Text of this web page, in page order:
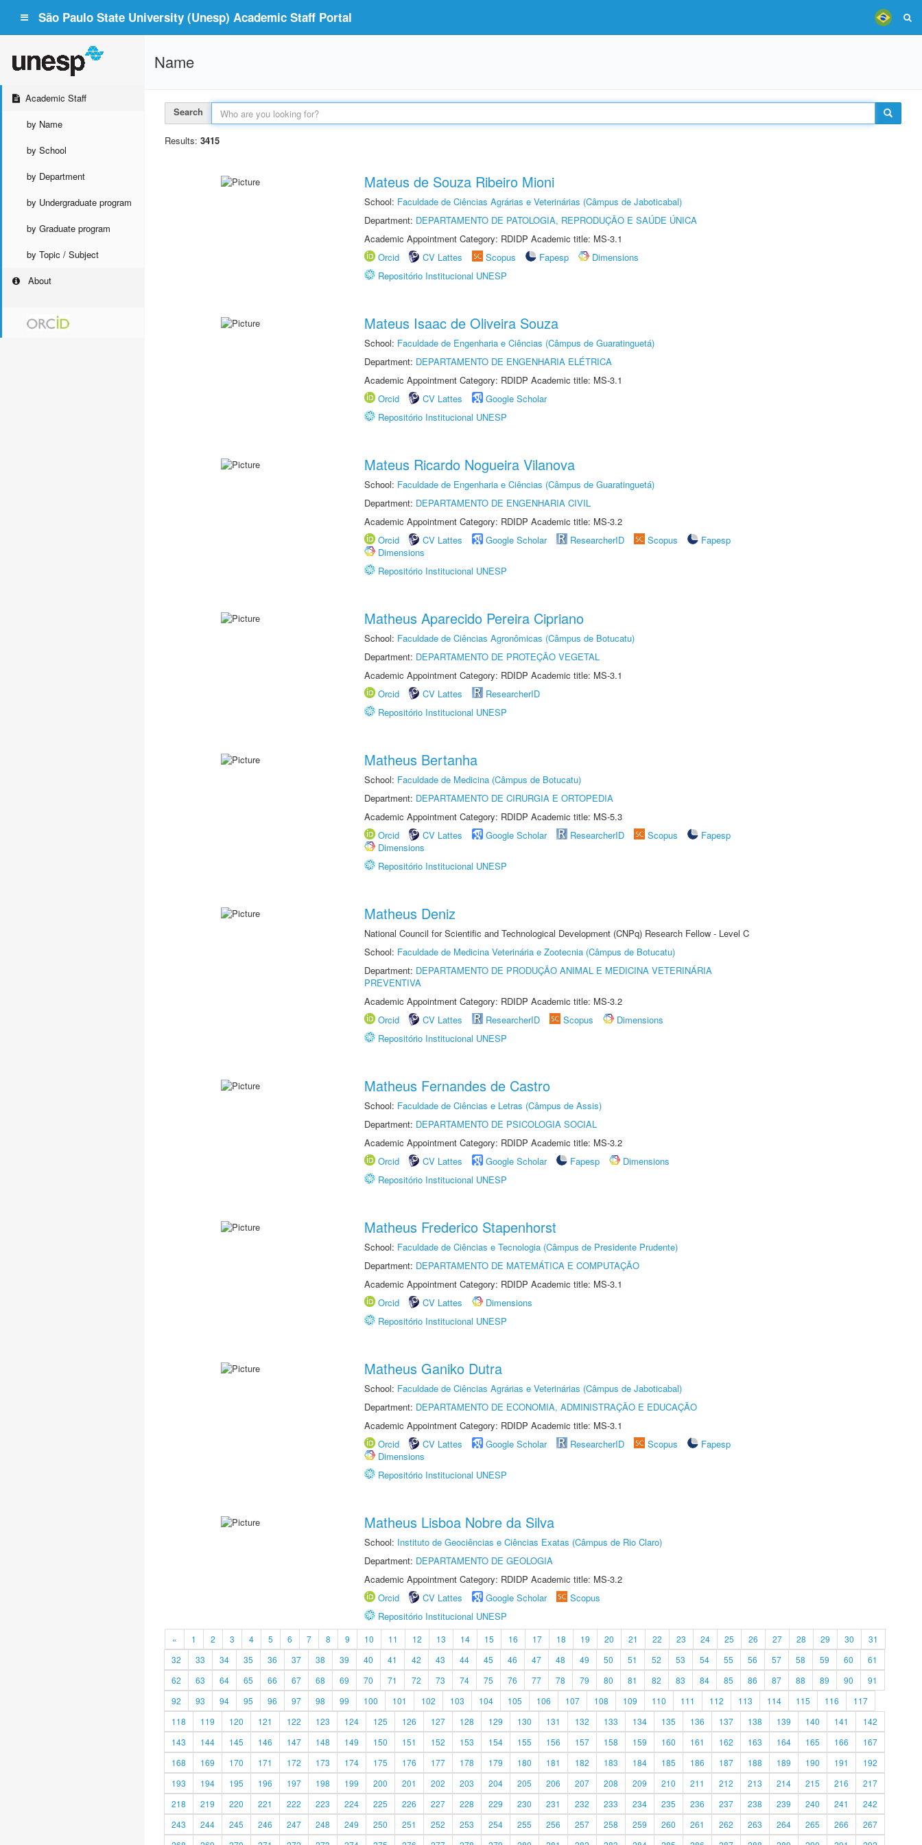
São Paulo State University (Unesp) Academic Staff Portal
Academic Staff
by Name
by School
by Department
by Undergraduate program
by Graduate program
by Topic / Subject
About
Name
Search
Results: 3415
Mateus de Souza Ribeiro Mioni
School: Faculdade de Ciências Agrárias e Veterinárias (Câmpus de Jaboticabal)
Department: DEPARTAMENTO DE PATOLOGIA, REPRODUÇÃO E SAÚDE ÚNICA
Academic Appointment Category: RDIDP Academic title: MS-3.1
Orcid
CV Lattes Scopus Fapesp
Dimensions
Repositório Institucional UNESP
Mateus Isaac de Oliveira Souza
School: Faculdade de Engenharia e Ciências (Câmpus de Guaratinguetá)
Department: DEPARTAMENTO DE ENGENHARIA ELÉTRICA
Academic Appointment Category: RDIDP Academic title: MS-3.1
Orcid
CV Lattes
Google Scholar
Repositório Institucional UNESP
Mateus Ricardo Nogueira Vilanova
School: Faculdade de Engenharia e Ciências (Câmpus de Guaratinguetá)
Department: DEPARTAMENTO DE ENGENHARIA CIVIL
Academic Appointment Category: RDIDP Academic title: MS-3.2
Orcid
CV Lattes Google Scholar ResearcherID Scopus
Fapesp
Dimensions
Repositório Institucional UNESP
Matheus Aparecido Pereira Cipriano
School: Faculdade de Ciências Agronômicas (Câmpus de Botucatu)
Department: DEPARTAMENTO DE PROTEÇÃO VEGETAL
Academic Appointment Category: RDIDP Academic title: MS-3.1
Orcid
CV Lattes
ResearcherID
Repositório Institucional UNESP
Matheus Bertanha
School: Faculdade de Medicina (Câmpus de Botucatu)
Department: DEPARTAMENTO DE CIRURGIA E ORTOPEDIA
Academic Appointment Category: RDIDP Academic title: MS-5.3
Orcid
CV Lattes Google Scholar ResearcherID Scopus
Fapesp
Dimensions
Repositório Institucional UNESP
Matheus Deniz
National Council for Scientific and Technological Development (CNPq) Research Fellow - Level C
School: Faculdade de Medicina Veterinária e Zootecnia (Câmpus de Botucatu)
Department: DEPARTAMENTO DE PRODUÇÃO ANIMAL E MEDICINA VETERINÁRIA
PREVENTIVA
Academic Appointment Category: RDIDP Academic title: MS-3.2
Orcid
CV Lattes ResearcherID Scopus
Dimensions
Repositório Institucional UNESP
Matheus Fernandes de Castro
School: Faculdade de Ciências e Letras (Câmpus de Assis)
Department: DEPARTAMENTO DE PSICOLOGIA SOCIAL
Academic Appointment Category: RDIDP Academic title: MS-3.2
Orcid
CV Lattes Google Scholar Fapesp
Dimensions
Repositório Institucional UNESP
Matheus Frederico Stapenhorst
School: Faculdade de Ciências e Tecnologia (Câmpus de Presidente Prudente)
Department: DEPARTAMENTO DE MATEMÁTICA E COMPUTAÇÃO
Academic Appointment Category: RDIDP Academic title: MS-3.1
Orcid
CV Lattes
Dimensions
Repositório Institucional UNESP
Matheus Ganiko Dutra
School: Faculdade de Ciências Agrárias e Veterinárias (Câmpus de Jaboticabal)
Department: DEPARTAMENTO DE ECONOMIA, ADMINISTRAÇÃO E EDUCAÇÃO
Academic Appointment Category: RDIDP Academic title: MS-3.1
Orcid
CV Lattes Google Scholar ResearcherID Scopus
Fapesp
Dimensions
Repositório Institucional UNESP
Matheus Lisboa Nobre da Silva
School: Instituto de Geociências e Ciências Exatas (Câmpus de Rio Claro)
Department: DEPARTAMENTO DE GEOLOGIA
Academic Appointment Category: RDIDP Academic title: MS-3.2
Orcid
CV Lattes Google Scholar
Scopus
Repositório Institucional UNESP
« 1 2 3 4 5 6 7 8 9 10 11 12 13 14 15 16 17 18 19 20 21 22 23 24 25 26 27 28 29 30
31
32
33 34 35 36 37 38 39 40 41 42 43 44 45 46 47 48 49 50 51 52 53 54 55 56 57 58 59 60
61
62
63 64 65 66 67 68 69 70 71 72 73 74 75 76 77 78 79 80 81 82 83 84 85 86 87 88 89 90
91
92
93 94 95 96 97 98 99 100 101 102 103 104 105 106 107 108 109 110 111 112 113 114 115 116
117
118
119 120 121 122 123 124 125 126 127 128 129 130 131 132 133 134 135 136 137 138 139 140 141
142
143
144 145 146 147 148 149 150 151 152 153 154 155 156 157 158 159 160 161 162 163 164 165 166
167
168
169 170 171 172 173 174 175 176 177 178 179 180 181 182 183 184 185 186 187 188 189 190 191
192
193
194 195 196 197 198 199 200 201 202 203 204 205 206 207 208 209 210 211 212 213 214 215 216
217
218
219 220 221 222 223 224 225 226 227 228 229 230 231 232 233 234 235 236 237 238 239 240 241
242
243
244 245 246 247 248 249 250 251 252 253 254 255 256 257 258 259 260 261 262 263 264 265 266
267